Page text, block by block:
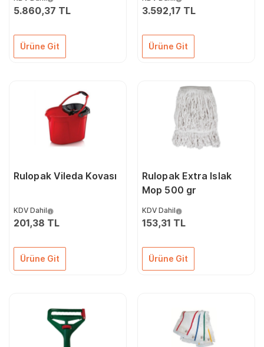
5.860,37 TL
Ürüne Git
3.592,17 TL
Ürüne Git
Rulopak Vileda Kovası
KDV Dahil
201,38 TL
Ürüne Git
Rulopak Extra Islak
Mop 500 gr
KDV Dahil
153,31 TL
Ürüne Git